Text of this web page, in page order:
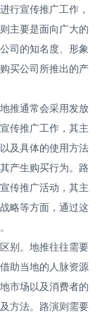
行宣传推广工作，
主要是面向广大的
司的知名度、形象
买公司所推出的产
推通常会采用发放
传推广工作，其主
及具体的使用方法
产生购买行为。路
传推广活动，其主
略等方面，通过这
别。地推往往需要
助当地的人脉资源
市场以及消费者的
方法。路演则需要